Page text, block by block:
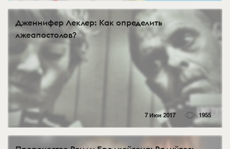
Дженнифер Леклер: Как определить
лжеапостолов?
7 Июн 2017 1955